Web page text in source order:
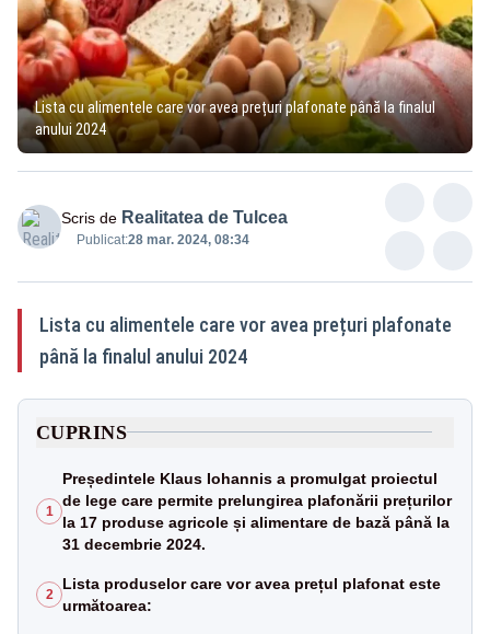
Lista cu alimentele care vor avea prețuri plafonate până la finalul
anului 2024
Scris de Realitatea de Tulcea
Publicat:28 mar. 2024, 08:34
Lista cu alimentele care vor avea prețuri plafonate
până la finalul anului 2024
CUPRINS
1
Președintele Klaus Iohannis a promulgat proiectul
de lege care permite prelungirea plafonării prețurilor
la 17 produse agricole și alimentare de bază până la
31 decembrie 2024.
2
Lista produselor care vor avea prețul plafonat este
următoarea: